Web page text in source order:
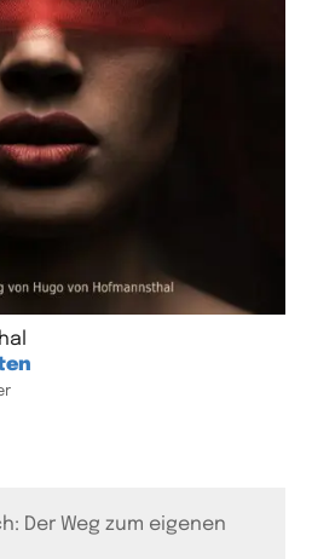
Der Weg zum eigenen